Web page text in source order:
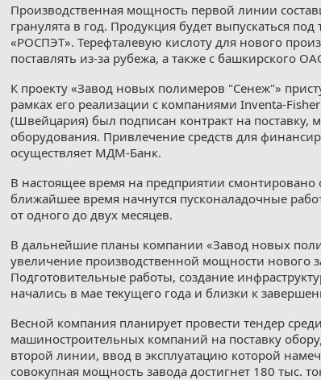
Производственная мощность первой линии
гранулята в год. Продукция будет выпускаться
«РОСПЭТ». Терефталевую кислоту для нового
поставлять из-за рубежа, а также с башкирского
К проекту «Завод новых полимеров "Сенеж"»
рамках его реализации с компаниями Inventa-
(Швейцария) был подписан контракт на поставку,
оборудования. Привлечение средств для
осуществляет МДM-Банк.
В настоящее время на предприятии смонтировано
ближайшее время начнутся пусконаладочные
от одного до двух месяцев.
В дальнейшие планы компании «Завод новых
увеличение производственной мощности нового
Подготовительные работы, создание
начались в мае текущего года и близки к
Весной компания планирует провести тендер
машиностроительных компаний на поставку
второй линии, ввод в эксплуатацию которой
совокупная мощность завода достигнет 180 тыс.